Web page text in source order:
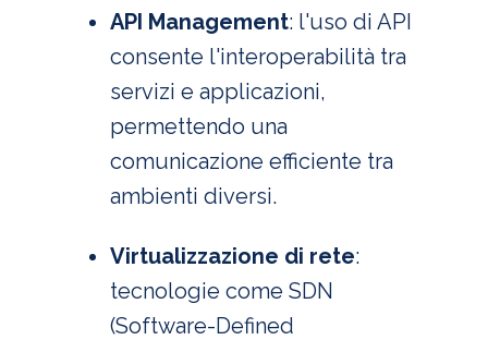
API Management: l'uso di API
consente l'interoperabilità tra
servizi e applicazioni,
permettendo una
comunicazione efficiente tra
ambienti diversi.
Virtualizzazione di rete:
tecnologie come SDN
(Software-Defined